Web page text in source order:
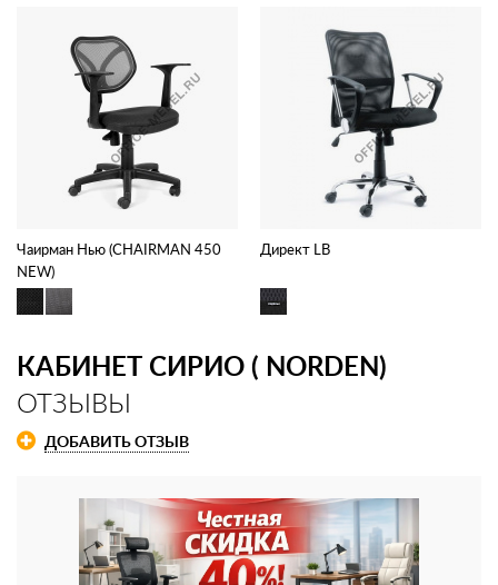
Чаирман Нью (CHAIRMAN 450
NEW)
Директ LB
КАБИНЕТ СИРИО ( NORDEN)
ОТЗЫВЫ
ДОБАВИТЬ ОТЗЫВ